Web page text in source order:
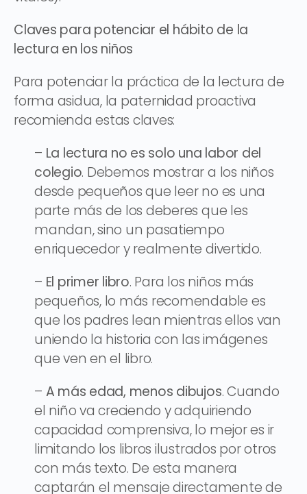
Claves para potenciar el hábito de la
lectura en los niños
Para potenciar la práctica de la lectura de
forma asidua, la paternidad proactiva
recomienda estas claves:
– La lectura no es solo una labor del
colegio. Debemos mostrar a los niños
desde pequeños que leer no es una
parte más de los deberes que les
mandan, sino un pasatiempo
enriquecedor y realmente divertido.
– El primer libro. Para los niños más
pequeños, lo más recomendable es
que los padres lean mientras ellos van
uniendo la historia con las imágenes
que ven en el libro.
– A más edad, menos dibujos. Cuando
el niño va creciendo y adquiriendo
capacidad comprensiva, lo mejor es ir
limitando los libros ilustrados por otros
con más texto. De esta manera
captarán el mensaje directamente de